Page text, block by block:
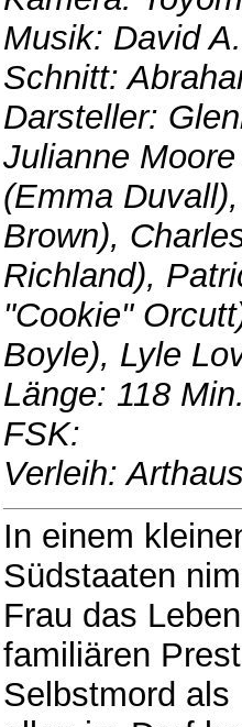
Musik: David
Schnitt:
Darsteller:
Julianne
(Emma
Brown),
Richland),
"Cookie"
Boyle), Lyle
Länge: 118
FSK:
Verleih:
In einem
Südstaaten
Frau das
familiären
Selbstmord